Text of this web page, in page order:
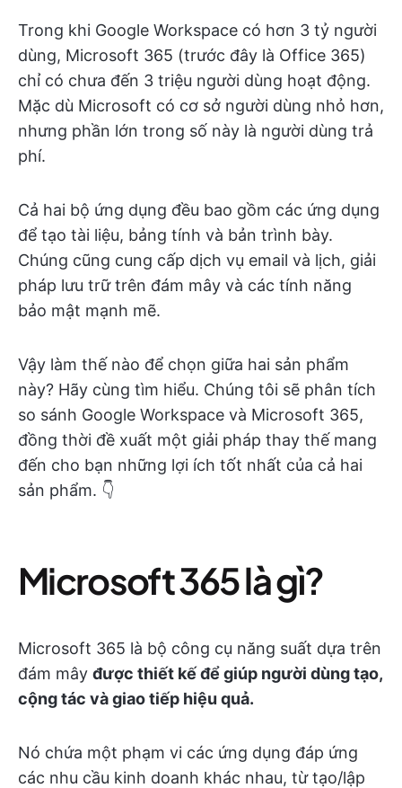
Trong khi Google Workspace có hơn 3 tỷ người
dùng, Microsoft 365 (trước đây là Office 365)
chỉ có chưa đến 3 triệu người dùng hoạt động.
Mặc dù Microsoft có cơ sở người dùng nhỏ hơn,
nhưng phần lớn trong số này là người dùng trả
phí.
Cả hai bộ ứng dụng đều bao gồm các ứng dụng
để tạo tài liệu, bảng tính và bản trình bày.
Chúng cũng cung cấp dịch vụ email và lịch, giải
pháp lưu trữ trên đám mây và các tính năng
bảo mật mạnh mẽ.
Vậy làm thế nào để chọn giữa hai sản phẩm
này? Hãy cùng tìm hiểu. Chúng tôi sẽ phân tích
so sánh Google Workspace và Microsoft 365,
đồng thời đề xuất một giải pháp thay thế mang
đến cho bạn những lợi ích tốt nhất của cả hai
sản phẩm. 👇
Microsoft 365 là gì?
Microsoft 365 là bộ công cụ năng suất dựa trên
đám mây được thiết kế để giúp người dùng tạo,
cộng tác và giao tiếp hiệu quả.
Nó chứa một phạm vi các ứng dụng đáp ứng
các nhu cầu kinh doanh khác nhau, từ tạo/lập